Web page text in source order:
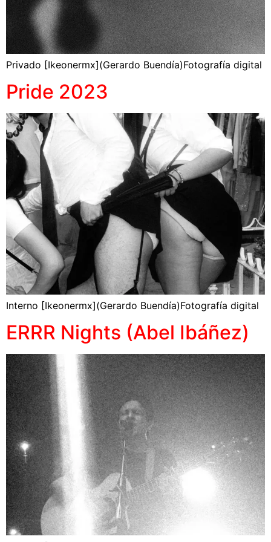
Privado [Ikeonermx](Gerardo Buendía)Fotografía digital
Pride 2023
Interno [Ikeonermx](Gerardo Buendía)Fotografía digital
ERRR Nights (Abel Ibáñez)